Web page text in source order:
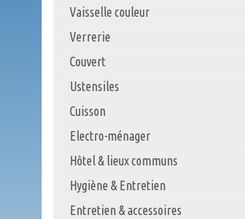
Vaisselle couleur
Verrerie
Couvert
Ustensiles
Cuisson
Electro-ménager
Hôtel & lieux communs
Hygiène & Entretien
Entretien & accessoires